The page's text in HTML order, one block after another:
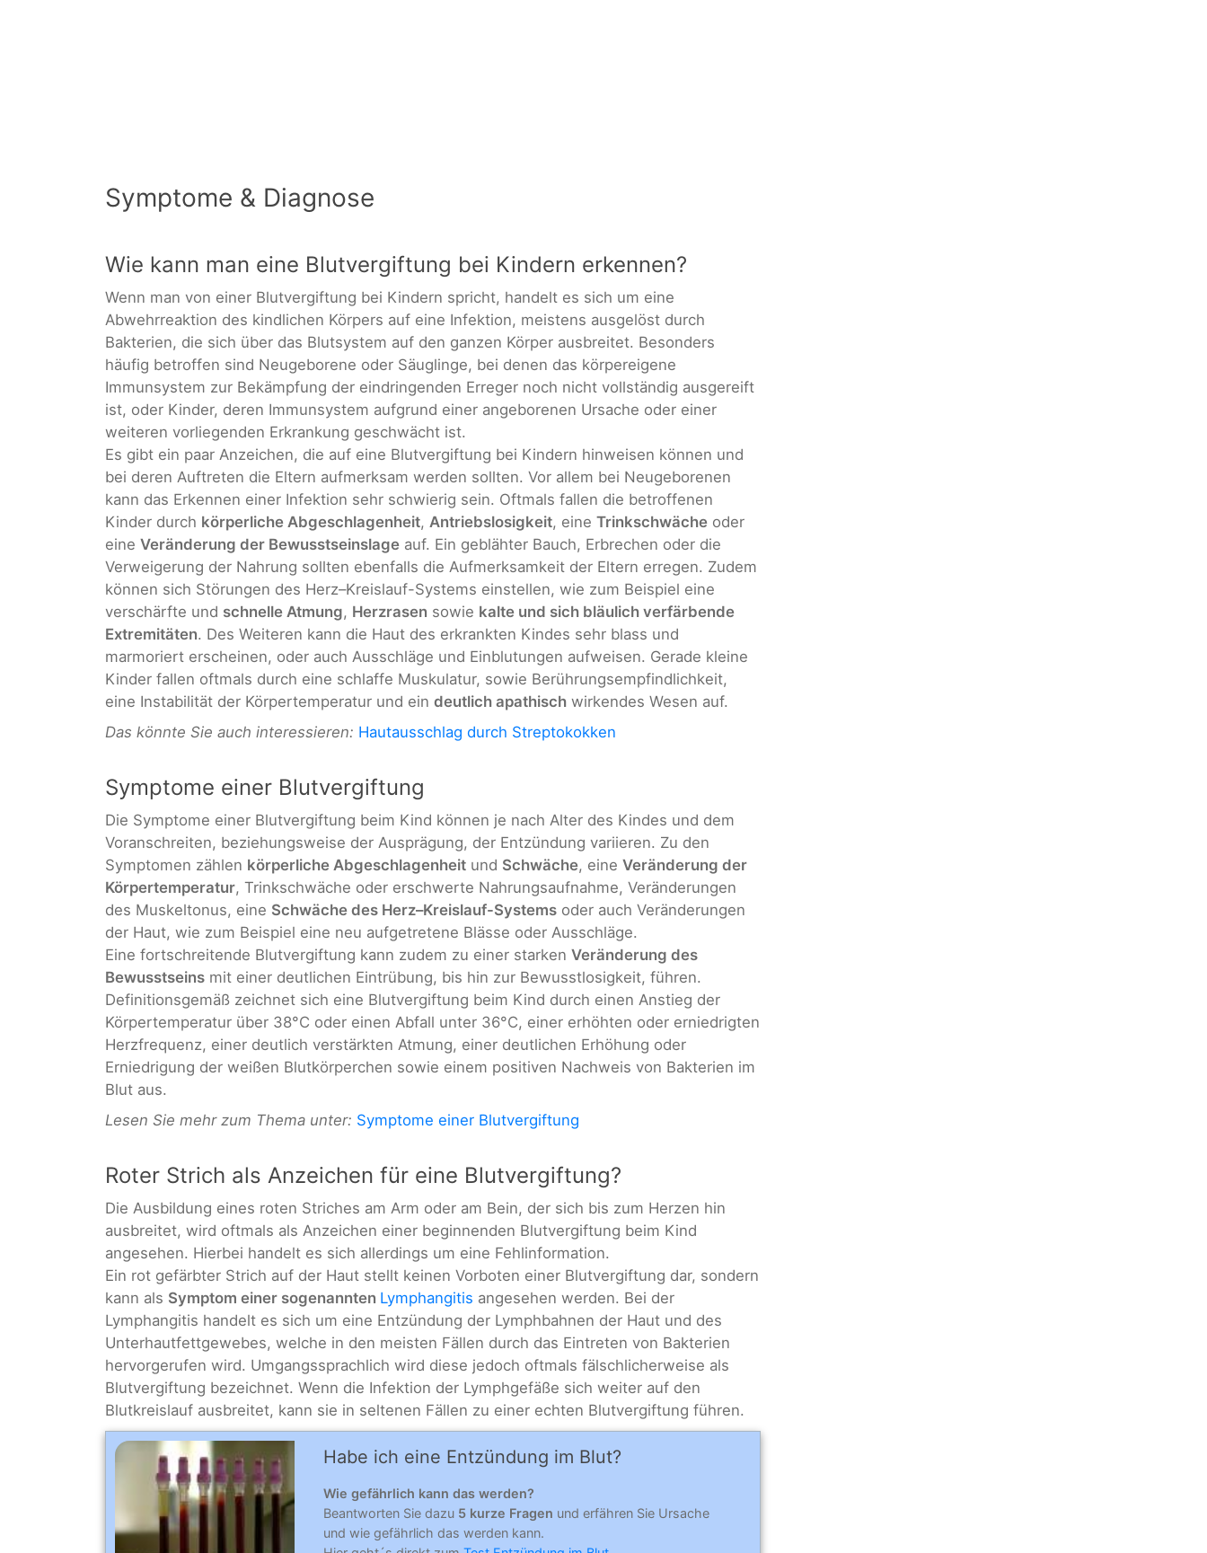
Symptome & Diagnose
Wie kann man eine Blutvergiftung bei Kindern erkennen?
Wenn man von einer Blutvergiftung bei Kindern spricht, handelt es sich um eine
Abwehrreaktion des kindlichen Körpers auf eine Infektion, meistens ausgelöst durch
Bakterien, die sich über das Blutsystem auf den ganzen Körper ausbreitet. Besonders
häufig betroffen sind Neugeborene oder Säuglinge, bei denen das körpereigene
Immunsystem zur Bekämpfung der eindringenden Erreger noch nicht vollständig ausgereift
ist, oder Kinder, deren Immunsystem aufgrund einer angeborenen Ursache oder einer
weiteren vorliegenden Erkrankung geschwächt ist.
Es gibt ein paar Anzeichen, die auf eine Blutvergiftung bei Kindern hinweisen können und
bei deren Auftreten die Eltern aufmerksam werden sollten. Vor allem bei Neugeborenen
kann das Erkennen einer Infektion sehr schwierig sein. Oftmals fallen die betroffenen
Kinder durch körperliche Abgeschlagenheit, Antriebslosigkeit, eine Trinkschwäche oder
eine Veränderung der Bewusstseinslage auf. Ein geblähter Bauch, Erbrechen oder die
Verweigerung der Nahrung sollten ebenfalls die Aufmerksamkeit der Eltern erregen. Zudem
können sich Störungen des Herz–Kreislauf-Systems einstellen, wie zum Beispiel eine
verschärfte und schnelle Atmung, Herzrasen sowie kalte und sich bläulich verfärbende
Extremitäten. Des Weiteren kann die Haut des erkrankten Kindes sehr blass und
marmoriert erscheinen, oder auch Ausschläge und Einblutungen aufweisen. Gerade kleine
Kinder fallen oftmals durch eine schlaffe Muskulatur, sowie Berührungsempfindlichkeit,
eine Instabilität der Körpertemperatur und ein deutlich apathisch wirkendes Wesen auf.
Das könnte Sie auch interessieren: Hautausschlag durch Streptokokken
Symptome einer Blutvergiftung
Die Symptome einer Blutvergiftung beim Kind können je nach Alter des Kindes und dem
Voranschreiten, beziehungsweise der Ausprägung, der Entzündung variieren. Zu den
Symptomen zählen körperliche Abgeschlagenheit und Schwäche, eine Veränderung der
Körpertemperatur, Trinkschwäche oder erschwerte Nahrungsaufnahme, Veränderungen
des Muskeltonus, eine Schwäche des Herz–Kreislauf-Systems oder auch Veränderungen
der Haut, wie zum Beispiel eine neu aufgetretene Blässe oder Ausschläge.
Eine fortschreitende Blutvergiftung kann zudem zu einer starken Veränderung des
Bewusstseins mit einer deutlichen Eintrübung, bis hin zur Bewusstlosigkeit, führen.
Definitionsgemäß zeichnet sich eine Blutvergiftung beim Kind durch einen Anstieg der
Körpertemperatur über 38°C oder einen Abfall unter 36°C, einer erhöhten oder erniedrigten
Herzfrequenz, einer deutlich verstärkten Atmung, einer deutlichen Erhöhung oder
Erniedrigung der weißen Blutkörperchen sowie einem positiven Nachweis von Bakterien im
Blut aus.
Lesen Sie mehr zum Thema unter: Symptome einer Blutvergiftung
Roter Strich als Anzeichen für eine Blutvergiftung?
Die Ausbildung eines roten Striches am Arm oder am Bein, der sich bis zum Herzen hin
ausbreitet, wird oftmals als Anzeichen einer beginnenden Blutvergiftung beim Kind
angesehen. Hierbei handelt es sich allerdings um eine Fehlinformation.
Ein rot gefärbter Strich auf der Haut stellt keinen Vorboten einer Blutvergiftung dar, sondern
kann als Symptom einer sogenannten Lymphangitis angesehen werden. Bei der
Lymphangitis handelt es sich um eine Entzündung der Lymphbahnen der Haut und des
Unterhautfettgewebes, welche in den meisten Fällen durch das Eintreten von Bakterien
hervorgerufen wird. Umgangssprachlich wird diese jedoch oftmals fälschlicherweise als
Blutvergiftung bezeichnet. Wenn die Infektion der Lymphgefäße sich weiter auf den
Blutkreislauf ausbreitet, kann sie in seltenen Fällen zu einer echten Blutvergiftung führen.
Habe ich eine Entzündung im Blut?
Wie gefährlich kann das werden?
Beantworten Sie dazu 5 kurze Fragen und erfähren Sie Ursache
und wie gefährlich das werden kann.